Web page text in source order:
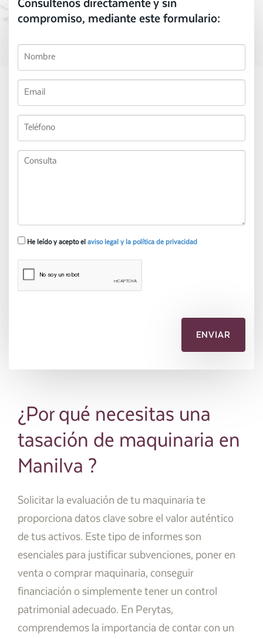
Consúltenos directamente y sin
compromiso, mediante este formulario:
He leído y acepto el aviso legal y la política de privacidad
¿Por qué necesitas una
tasación de maquinaria en
Manilva ?
Solicitar la evaluación de tu maquinaria te
proporciona datos clave sobre el valor auténtico
de tus activos. Este tipo de informes son
esenciales para justificar subvenciones, poner en
venta o comprar maquinaria, conseguir
financiación o simplemente tener un control
patrimonial adecuado. En Perytas,
comprendemos la importancia de contar con un